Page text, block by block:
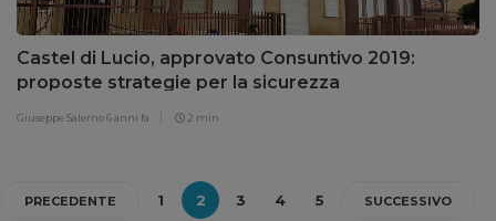
Castel di Lucio, approvato Consuntivo 2019:
proposte strategie per la sicurezza
Giuseppe Salerno6 anni fa 2 min
PRECEDENTE 1 2 3 4 5 SUCCESSIVO